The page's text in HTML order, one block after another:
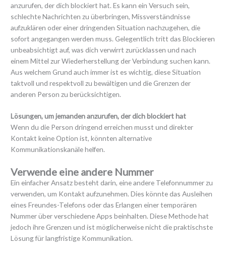
anzurufen, der dich blockiert hat. Es kann ein Versuch sein,
schlechte Nachrichten zu überbringen, Missverständnisse
aufzuklären oder einer dringenden Situation nachzugehen, die
sofort angegangen werden muss. Gelegentlich tritt das Blockieren
unbeabsichtigt auf, was dich verwirrt zurücklassen und nach
einem Mittel zur Wiederherstellung der Verbindung suchen kann.
Aus welchem Grund auch immer ist es wichtig, diese Situation
taktvoll und respektvoll zu bewältigen und die Grenzen der
anderen Person zu berücksichtigen.
Lösungen, um jemanden anzurufen, der dich blockiert hat
Wenn du die Person dringend erreichen musst und direkter
Kontakt keine Option ist, könnten alternative
Kommunikationskanäle helfen.
Verwende eine andere Nummer
Ein einfacher Ansatz besteht darin, eine andere Telefonnummer zu
verwenden, um Kontakt aufzunehmen. Dies könnte das Ausleihen
eines Freundes-Telefons oder das Erlangen einer temporären
Nummer über verschiedene Apps beinhalten. Diese Methode hat
jedoch ihre Grenzen und ist möglicherweise nicht die praktischste
Lösung für langfristige Kommunikation.